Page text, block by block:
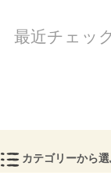
最近チェッ
カテゴリーから